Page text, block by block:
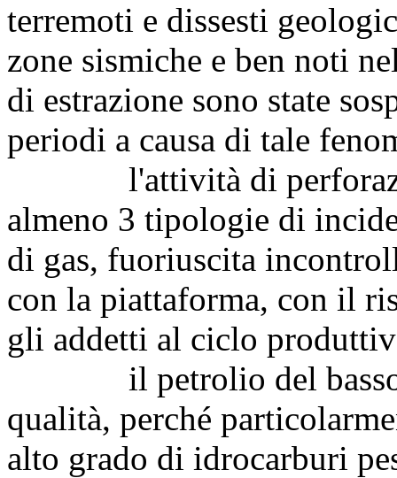
terremoti e dissesti
zone sismiche e ben noti
di estrazione sono state
periodi a causa di tale
l'attività di
almeno 3 tipologie di
di gas, fuoriuscita
con la piattaforma, con il
gli addetti al ciclo
il petrolio del basso
qualità, perché
alto grado di idrocarburi